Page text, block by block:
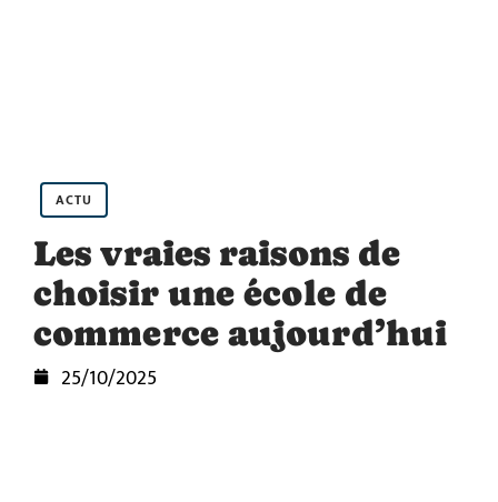
ACTU
Les vraies raisons de
choisir une école de
commerce aujourd’hui
25/10/2025